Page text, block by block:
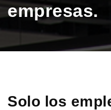
empresas.
Solo los